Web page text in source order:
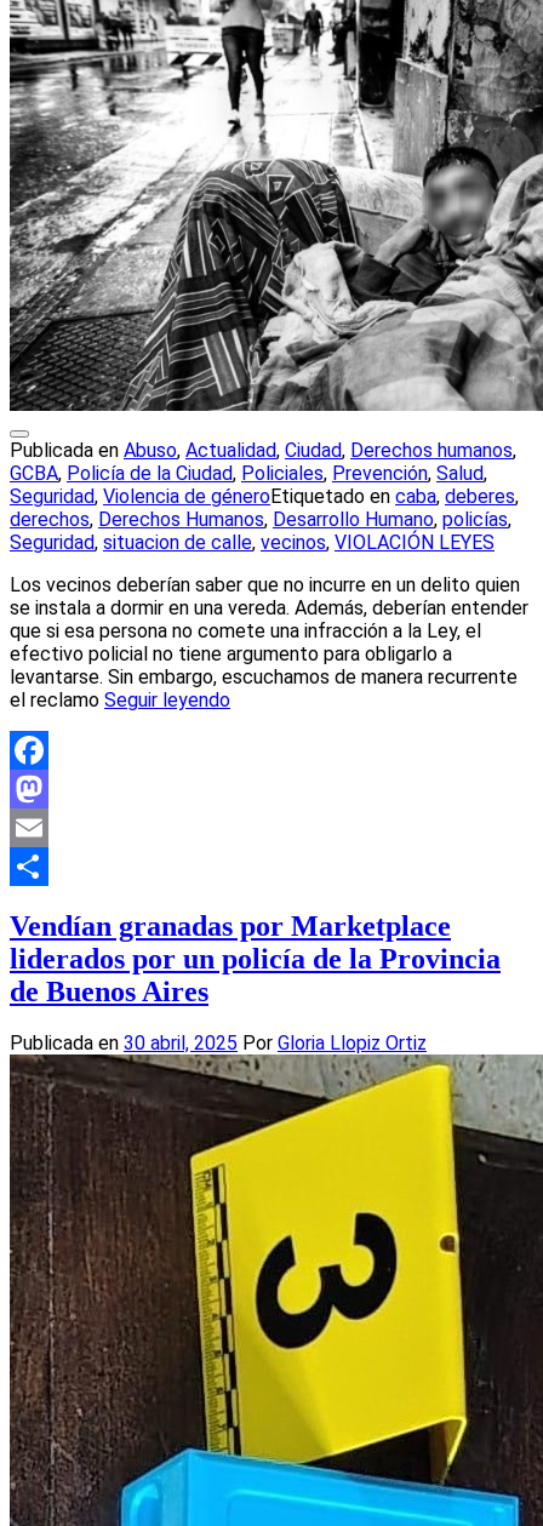
Publicada en Abuso, Actualidad, Ciudad, Derechos humanos,
GCBA, Policía de la Ciudad, Policiales, Prevención, Salud,
Seguridad, Violencia de géneroEtiquetado en caba, deberes,
derechos, Derechos Humanos, Desarrollo Humano, policías,
Seguridad, situacion de calle, vecinos, VIOLACIÓN LEYES
Los vecinos deberían saber que no incurre en un delito quien
se instala a dormir en una vereda. Además, deberían entender
que si esa persona no comete una infracción a la Ley, el
efectivo policial no tiene argumento para obligarlo a
levantarse. Sin embargo, escuchamos de manera recurrente
el reclamo Seguir leyendo
Facebook
Mastodon
Email
Vendían granadas por Marketplace
liderados por un policía de la Provincia
de Buenos Aires
Publicada en 30 abril, 2025 Por Gloria Llopiz Ortiz